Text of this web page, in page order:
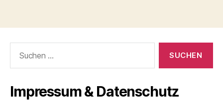
nach:
Impressum & Datenschutz